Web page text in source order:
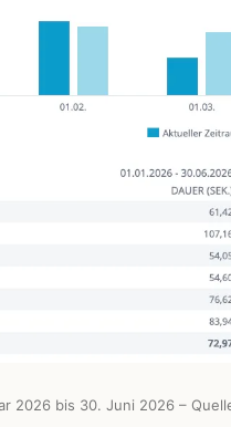
2026 bis 30. Juni 2026 –